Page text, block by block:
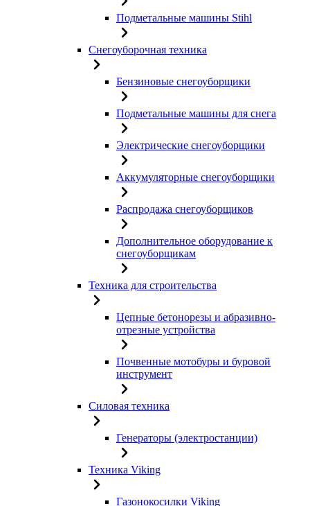
Подметальные машины Stihl
Снегоуборочная техника
Бензиновые снегоуборщики
Подметальные машины для снега
Электрические снегоуборщики
Аккумуляторные снегоуборщики
Распродажа снегоуборщиков
Дополнительное оборудование к
снегоуборщикам
Техника для строительства
Цепные бетонорезы и абразивно-
отрезные устройства
Почвенные мотобуры и буровой
инструмент
Силовая техника
Генераторы (электростанции)
Техника Viking
Газонокосилки Viking